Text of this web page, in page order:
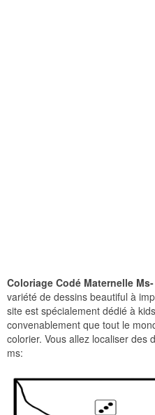
Coloriage Codé Maternelle Ms-
variété de dessins beautiful à
site est spécialement dédié à
convenablement que tout le
colorier. Vous allez localiser des
ms: